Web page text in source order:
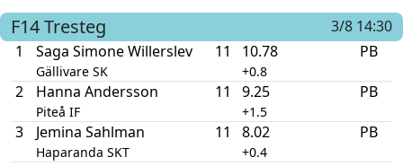
F14Tresteg
3/8 14:30
1
Saga Simone Willerslev
Gällivare SK
11 10.78
+0.8
PB
2 Hanna Andersson
Piteå IF
11 9.25
+1.5
PB
3 Jemina Sahlman
Haparanda SKT
11 8.02
+0.4
PB